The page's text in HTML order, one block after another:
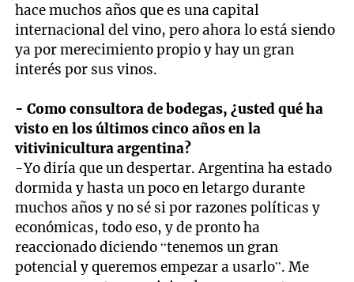
hace muchos años que es una capital
internacional del vino, pero ahora lo está siendo
ya por merecimiento propio y hay un gran
interés por sus vinos.
- Como consultora de bodegas, ¿usted qué ha
visto en los últimos cinco años en la
vitivinicultura argentina?
-Yo diría que un despertar. Argentina ha estado
dormida y hasta un poco en letargo durante
muchos años y no sé si por razones políticas y
económicas, todo eso, y de pronto ha
reaccionado diciendo “tenemos un gran
potencial y queremos empezar a usarlo”. Me